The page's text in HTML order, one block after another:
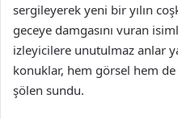
sergileyerek yeni bir yılın
geceye damgasını vuran
izleyicilere unutulmaz anlar
konuklar, hem görsel hem
şölen sundu.